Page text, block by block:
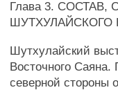
Глава 3.
Шутхулайский
Восточного
северной стороны